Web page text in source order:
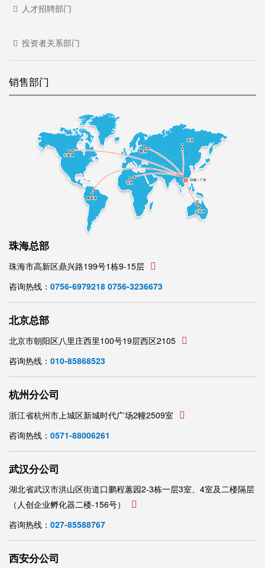
人才招聘部门
投资者关系部门
销售部门
珠海总部
珠海市高新区鼎兴路199号1栋9-15层
咨询热线： 0756-6979218 0756-3236673
北京总部
北京市朝阳区八里庄西里100号19层西区2105
咨询热线： 010-85868523
杭州分公司
浙江省杭州市上城区新城时代广场2幢2509室
咨询热线： 0571-88006261
武汉分公司
湖北省武汉市洪山区街道口鹏程蕙园2-3栋一层3室、4室及二楼隔层
（人创企业孵化器二楼-156号）
咨询热线： 027-85588767
西安分公司